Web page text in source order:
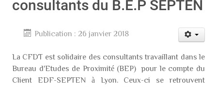
consultants du B.E.P SEPTEN
Publication : 26 janvier 2018
La CFDT est solidaire des consultants travaillant dans le
Bureau d'Etudes de Proximité (BEP) pour le compte du
Client EDF-SEPTEN à Lyon. Ceux-ci se retrouvent